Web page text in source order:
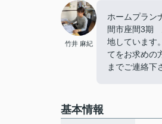
竹井 麻紀
ホームプラン
間市座間3期
地しています
てをお求めの
までご連絡下
基本情報